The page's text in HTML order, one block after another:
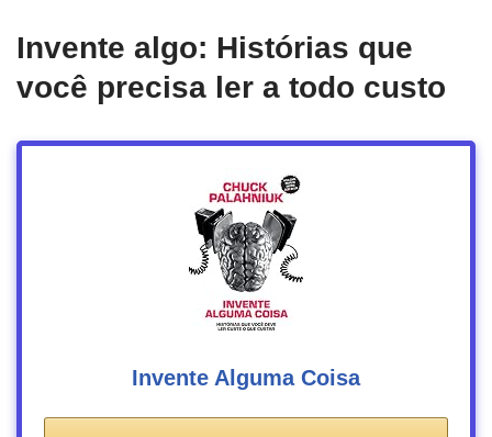
Invente algo: Histórias que
você precisa ler a todo custo
Invente Alguma Coisa